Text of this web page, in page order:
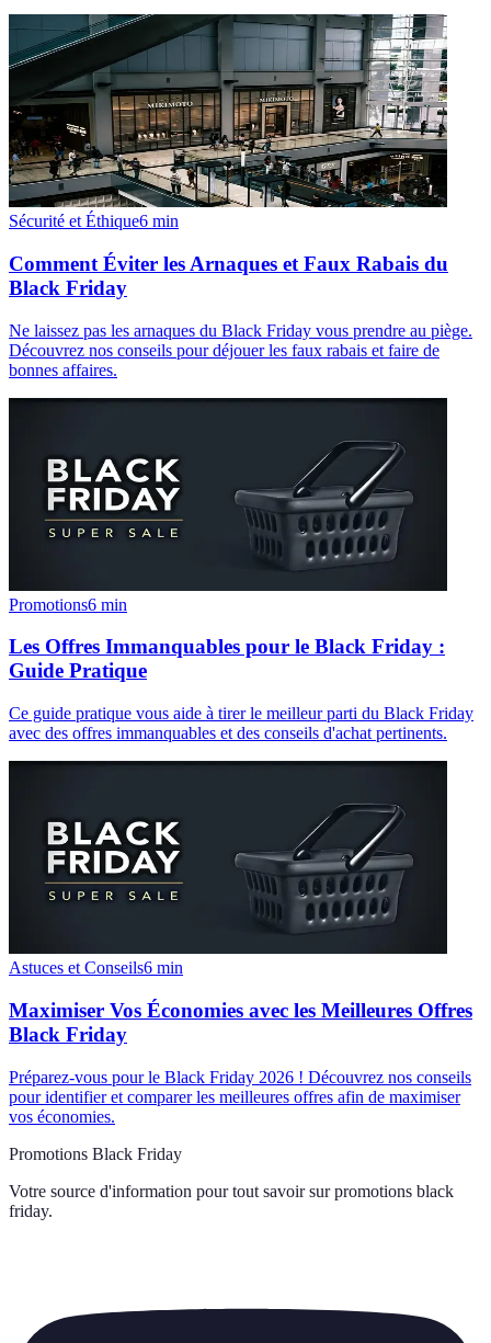
Sécurité et Éthique6 min
Comment Éviter les Arnaques et Faux Rabais du
Black Friday
Ne laissez pas les arnaques du Black Friday vous prendre au piège.
Découvrez nos conseils pour déjouer les faux rabais et faire de
bonnes affaires.
Promotions6 min
Les Offres Immanquables pour le Black Friday :
Guide Pratique
Ce guide pratique vous aide à tirer le meilleur parti du Black Friday
avec des offres immanquables et des conseils d'achat pertinents.
Astuces et Conseils6 min
Maximiser Vos Économies avec les Meilleures Offres
Black Friday
Préparez-vous pour le Black Friday 2026 ! Découvrez nos conseils
pour identifier et comparer les meilleures offres afin de maximiser
vos économies.
Promotions Black Friday
Votre source d'information pour tout savoir sur promotions black
friday.